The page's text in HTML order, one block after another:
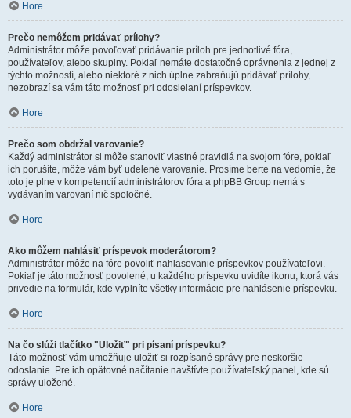
Hore
Prečo nemôžem pridávať prílohy?
Administrátor môže povoľovať pridávanie príloh pre jednotlivé fóra,
používateľov, alebo skupiny. Pokiaľ nemáte dostatočné oprávnenia z jednej z
týchto možností, alebo niektoré z nich úplne zabraňujú pridávať prílohy,
nezobrazí sa vám táto možnosť pri odosielaní príspevkov.
Hore
Prečo som obdržal varovanie?
Každý administrátor si môže stanoviť vlastné pravidlá na svojom fóre, pokiaľ
ich porušíte, môže vám byť udelené varovanie. Prosíme berte na vedomie, že
toto je plne v kompetencií administrátorov fóra a phpBB Group nemá s
vydávaním varovaní nič spoločné.
Hore
Ako môžem nahlásiť príspevok moderátorom?
Administrátor môže na fóre povoliť nahlasovanie príspevkov používateľovi.
Pokiaľ je táto možnosť povolené, u každého príspevku uvidíte ikonu, ktorá vás
privedie na formulár, kde vyplníte všetky informácie pre nahlásenie príspevku.
Hore
Na čo slúži tlačítko "Uložiť" pri písaní príspevku?
Táto možnosť vám umožňuje uložiť si rozpísané správy pre neskoršie
odoslanie. Pre ich opätovné načítanie navštívte používateľský panel, kde sú
správy uložené.
Hore